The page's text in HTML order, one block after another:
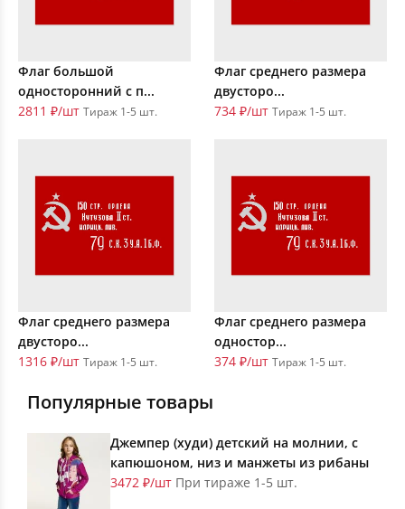
Флаг большой
односторонний с п...
2811 ₽/шт Тираж 1-5 шт.
Флаг среднего размера
двусторо...
734 ₽/шт Тираж 1-5 шт.
Флаг среднего размера
двусторо...
1316 ₽/шт Тираж 1-5 шт.
Флаг среднего размера
одностор...
374 ₽/шт Тираж 1-5 шт.
Популярные товары
Джемпер (худи) детский на молнии, с
капюшоном, низ и манжеты из рибаны
3472 ₽/шт При тираже 1-5 шт.